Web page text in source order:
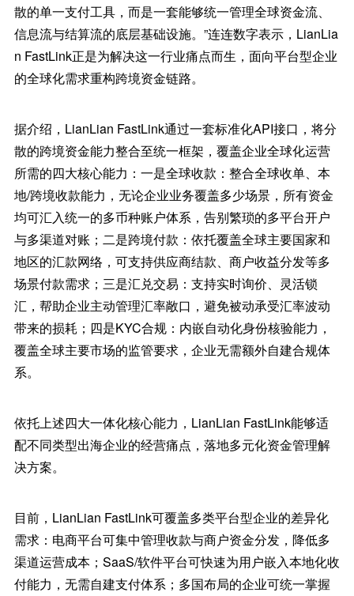
散的单一支付工具，而是一套能够统一管理全球资金流、
信息流与结算流的底层基础设施。”连连数字表示，LianLia
n FastLink正是为解决这一行业痛点而生，面向平台型企业
的全球化需求重构跨境资金链路。
据介绍，LianLian FastLink通过一套标准化API接口，将分
散的跨境资金能力整合至统一框架，覆盖企业全球化运营
所需的四大核心能力：一是全球收款：整合全球收单、本
地/跨境收款能力，无论企业业务覆盖多少场景，所有资金
均可汇入统一的多币种账户体系，告别繁琐的多平台开户
与多渠道对账；二是跨境付款：依托覆盖全球主要国家和
地区的汇款网络，可支持供应商结款、商户收益分发等多
场景付款需求；三是汇兑交易：支持实时询价、灵活锁
汇，帮助企业主动管理汇率敞口，避免被动承受汇率波动
带来的损耗；四是KYC合规：内嵌自动化身份核验能力，
覆盖全球主要市场的监管要求，企业无需额外自建合规体
系。
依托上述四大一体化核心能力，LianLian FastLink能够适
配不同类型出海企业的经营痛点，落地多元化资金管理解
决方案。
目前，LianLian FastLink可覆盖多类平台型企业的差异化
需求：电商平台可集中管理收款与商户资金分发，降低多
渠道运营成本；SaaS/软件平台可快速为用户嵌入本地化收
付能力，无需自建支付体系；多国布局的企业可统一掌握